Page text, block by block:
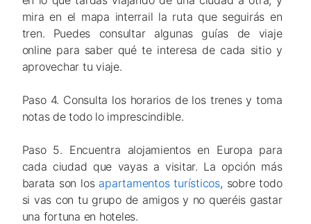
mira en el mapa interrail la ruta que seguirás en
tren. Puedes consultar algunas guías de viaje
online para saber qué te interesa de cada sitio y
aprovechar tu viaje.
Paso 4. Consulta los horarios de los trenes y toma
notas de todo lo imprescindible.
Paso 5. Encuentra alojamientos en Europa para
cada ciudad que vayas a visitar. La opción más
barata son los apartamentos turísticos, sobre todo
si vas con tu grupo de amigos y no queréis gastar
una fortuna en hoteles.